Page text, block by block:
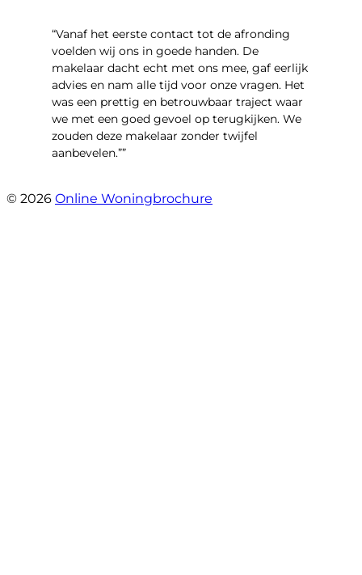
“Vanaf het eerste contact tot de afronding
voelden wij ons in goede handen. De
makelaar dacht echt met ons mee, gaf eerlijk
advies en nam alle tijd voor onze vragen. Het
was een prettig en betrouwbaar traject waar
we met een goed gevoel op terugkijken. We
zouden deze makelaar zonder twijfel
aanbevelen.””
© 2026 Online Woningbrochure